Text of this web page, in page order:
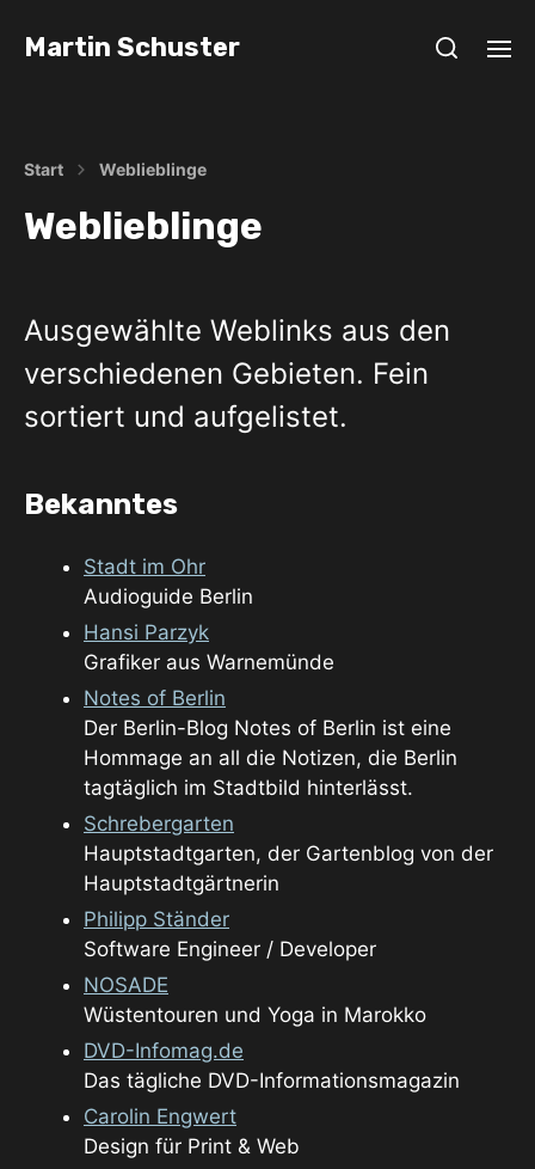
Martin Schuster
Start Weblieblinge
Weblieblinge
Ausgewählte Weblinks aus den
verschiedenen Gebieten. Fein
sortiert und aufgelistet.
Bekanntes
Stadt im Ohr
Audioguide Berlin
Hansi Parzyk
Grafiker aus Warnemünde
Notes of Berlin
Der Berlin-Blog Notes of Berlin ist eine
Hommage an all die Notizen, die Berlin
tagtäglich im Stadtbild hinterlässt.
Schrebergarten
Hauptstadtgarten, der Gartenblog von der
Hauptstadtgärtnerin
Philipp Ständer
Software Engineer / Developer
NOSADE
Wüstentouren und Yoga in Marokko
DVD-Infomag.de
Das tägliche DVD-Informationsmagazin
Carolin Engwert
Design für Print & Web